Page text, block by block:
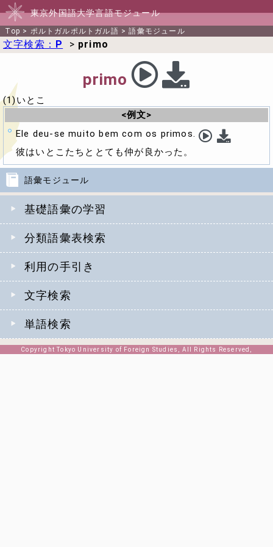
東京外国語大学言語モジュール
Top > ポルトガルポルトガル語 >語彙モジュール
語彙モジュール
基礎語彙の学習
分類語彙表検索
利用の手引き
文字検索
単語検索
文字検索： P > primo
primo
(1)いとこ
<例文>
Ele deu-se muito bem com os primos.
彼はいとこたちととても仲が良かった。
Copyright Tokyo University of Foreign Studies, All Rights Reserved,